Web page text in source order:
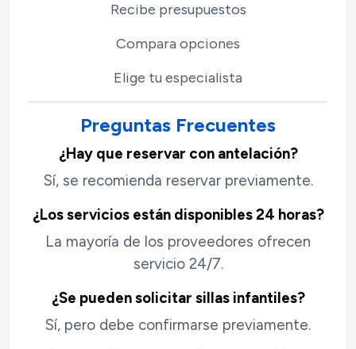
Recibe presupuestos
Compara opciones
Elige tu especialista
Preguntas Frecuentes
¿Hay que reservar con antelación?
Sí, se recomienda reservar previamente.
¿Los servicios están disponibles 24 horas?
La mayoría de los proveedores ofrecen
servicio 24/7.
¿Se pueden solicitar sillas infantiles?
Sí, pero debe confirmarse previamente.